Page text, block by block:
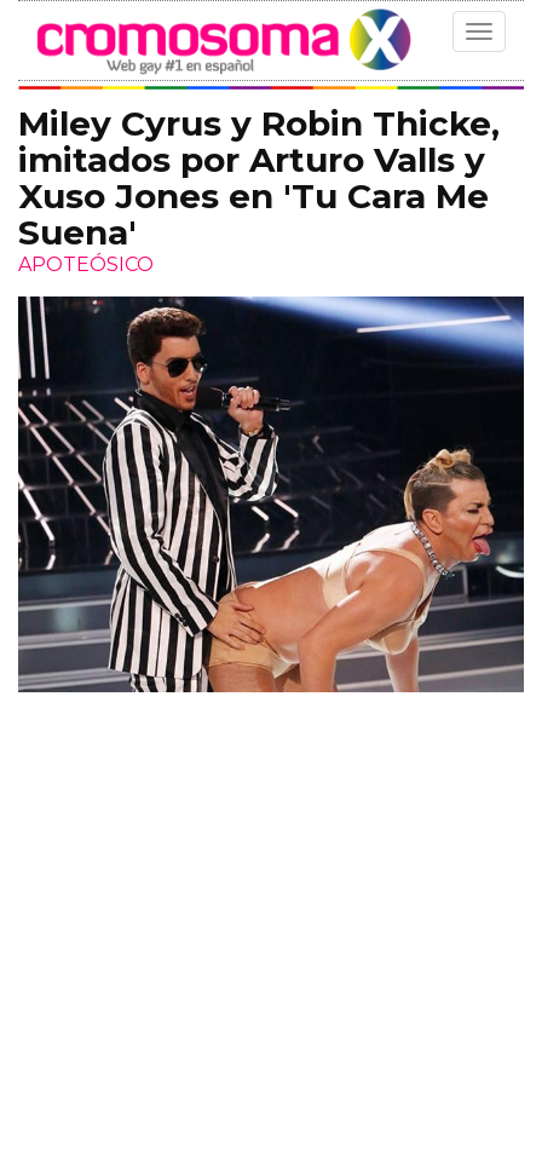
Toggle
Miley Cyrus y Robin Thicke,
imitados por Arturo Valls y
Xuso Jones en 'Tu Cara Me
Suena'
APOTEÓSICO